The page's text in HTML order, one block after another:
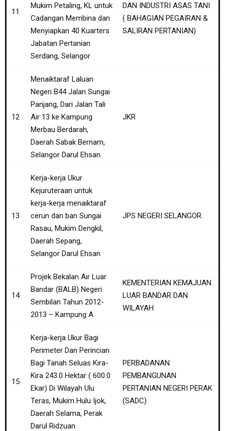
11
Mukim Petaling, KL untuk
Cadangan Membina dan
Menyiapkan 40 Kuarters
Jabatan Pertanian
Serdang, Selangor
DAN INDUSTRI ASAS TANI
( BAHAGIAN PEGAIRAN &
SALIRAN PERTANIAN)
12
Menaiktaraf Laluan
Negeri B44 Jalan Sungai
Panjang, Dari Jalan Tali
Air 13 ke Kampung
Merbau Berdarah,
Daerah Sabak Bernam,
Selangor Darul Ehsan
JKR
13
Kerja-kerja Ukur
Kejuruteraan untuk
kerja-kerja menaiktaraf
cerun dan ban Sungai
Rasau, Mukim Dengkil,
Daerah Sepang,
Selangor Darul Ehsan
JPS NEGERI SELANGOR.
14
Projek Bekalan Air Luar
Bandar (BALB) Negeri
Sembilan Tahun 2012-
2013 – Kampung A
KEMENTERIAN KEMAJUAN
LUAR BANDAR DAN
WILAYAH
15
Kerja-kerja Ukur Bagi
Perimeter Dan Perincian
Bagi Tanah Seluas Kira-
Kira 243.0 Hektar ( 600.0
Ekar) Di Wilayah Ulu
Teras, Mukim Hulu Ijok,
Daerah Selama, Perak
Darul Ridzuan
PERBADANAN
PEMBANGUNAN
PERTANIAN NEGERI PERAK
(SADC)